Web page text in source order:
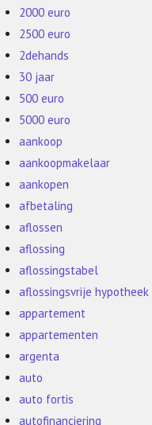
2000 euro
2500 euro
2dehands
30 jaar
500 euro
5000 euro
aankoop
aankoopmakelaar
aankopen
afbetaling
aflossen
aflossing
aflossingstabel
aflossingsvrije hypotheek
appartement
appartementen
argenta
auto
auto fortis
autofinanciering